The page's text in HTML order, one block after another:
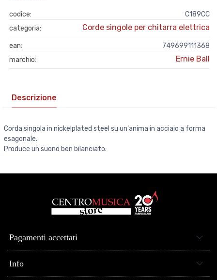
codice:
C189CC
categoria:
Corde singole per chitarra elettrica
ean:
749699111368
marchio:
Ernie Ball
Descrizione
Corda singola in nickelplated steel su un'anima in acciaio a forma
esagonale.
Produce un suono ben bilanciato.
Pagamenti accettati
Info